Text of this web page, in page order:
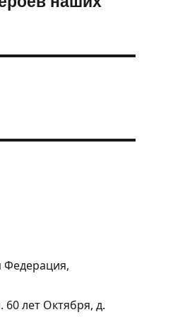
Федерация,
лет Октября, д.